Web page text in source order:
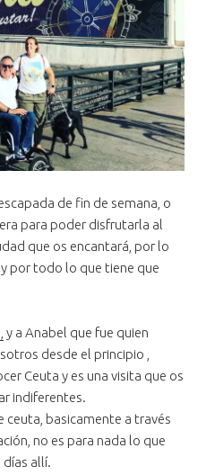
de fin de semana, o
para poder disfrutarla al
que os encantará, por lo
por todo lo que tiene que
y a Anabel que fue quien
desde el principio ,
Ceuta y es una visita que os
indiferentes.
ceuta, basicamente a través
no es para nada lo que
días allí.